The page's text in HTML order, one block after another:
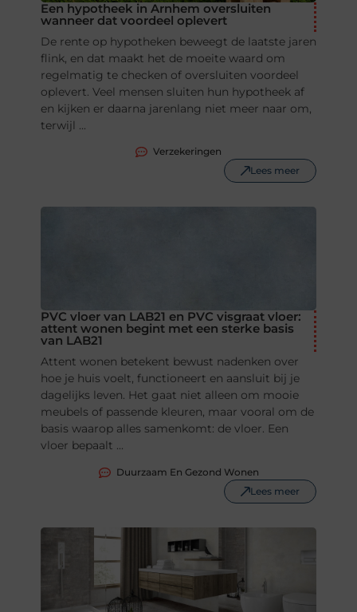
Een hypotheek in Arnhem oversluiten
wanneer dat voordeel oplevert
De rente op hypotheken beweegt de laatste jaren
flink, en dat maakt het de moeite waard om
regelmatig te checken of oversluiten voordeel
oplevert. Veel mensen sluiten hun hypotheek af
en kijken er daarna jarenlang niet meer naar om,
terwijl ...
Verzekeringen
Lees meer
PVC vloer van LAB21 en PVC visgraat vloer:
attent wonen begint met een sterke basis
van LAB21
Attent wonen betekent bewust nadenken over
hoe je huis voelt, functioneert en aansluit bij je
dagelijks leven. Het gaat niet alleen om mooie
meubels of passende kleuren, maar vooral om de
basis waarop alles samenkomt: de vloer. Een
vloer bepaalt ...
Duurzaam En Gezond Wonen
Lees meer